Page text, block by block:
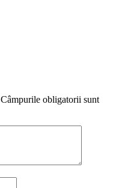
Câmpurile obligatorii sunt